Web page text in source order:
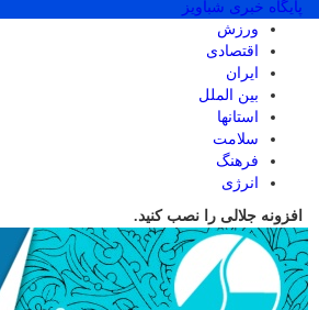
پایگاه خبری شباویز
ورزش
اقتصادی
ایران
بین الملل
استانها
سلامت
فرهنگ
انرژی
افزونه جلالی را نصب کنید.